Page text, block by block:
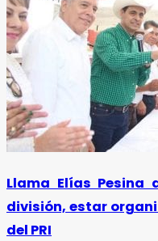
Llama Elías
división, estar
del PRI